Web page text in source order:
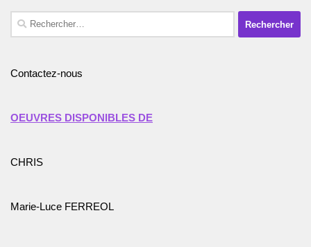
Rechercher :
Contactez-nous
OEUVRES DISPONIBLES DE
CHRIS
Marie-Luce FERREOL